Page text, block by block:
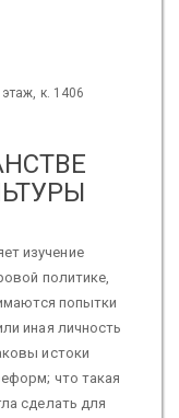
к. 1406
изучение
политике,
попытки
иная личность
истоки
что такая
сделать для